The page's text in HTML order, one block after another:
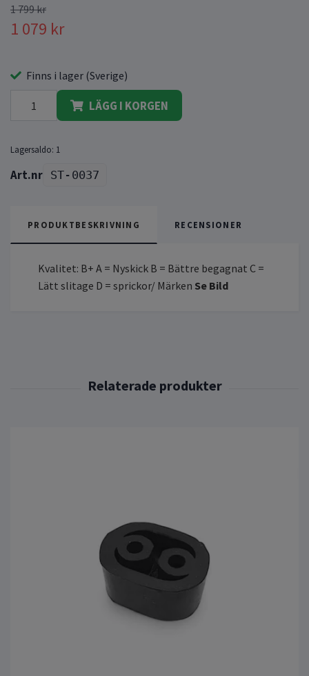
1 799 kr
1 079 kr
Finns i lager (Sverige)
LÄGG I KORGEN
Lagersaldo: 1
ST-0037
PRODUKTBESKRIVNING RECENSIONER
Kvalitet: B+ A = Nyskick B = Bättre begagnat C =
Lätt slitage D = sprickor/ Märken Se Bild